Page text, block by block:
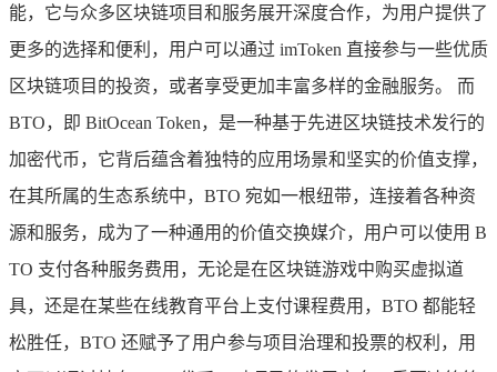
能，它与众多区块链项目和服务展开深度合作，为用户提供了
更多的选择和便利，用户可以通过 imToken 直接参与一些优质
区块链项目的投资，或者享受更加丰富多样的金融服务。 而
BTO，即 BitOcean Token，是一种基于先进区块链技术发行的
加密代币，它背后蕴含着独特的应用场景和坚实的价值支撑，
在其所属的生态系统中，BTO 宛如一根纽带，连接着各种资
源和服务，成为了一种通用的价值交换媒介，用户可以使用 B
TO 支付各种服务费用，无论是在区块链游戏中购买虚拟道
具，还是在某些在线教育平台上支付课程费用，BTO 都能轻
松胜任，BTO 还赋予了用户参与项目治理和投票的权利，用